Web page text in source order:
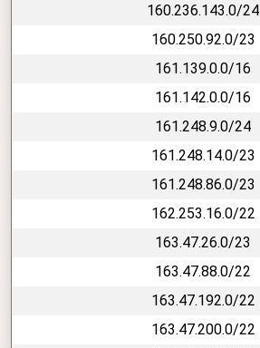
160.236.143.0/24
160.250.92.0/23
161.139.0.0/16
161.142.0.0/16
161.248.9.0/24
161.248.14.0/23
161.248.86.0/23
162.253.16.0/22
163.47.26.0/23
163.47.88.0/22
163.47.192.0/22
163.47.200.0/22